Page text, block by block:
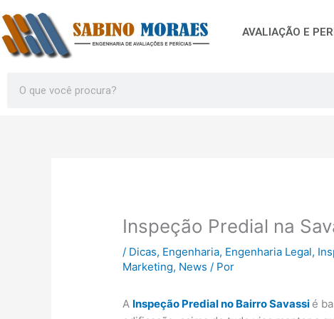
para
o
conteúdo
AVALIAÇÃO E
Inspeção Predial na
/ Dicas, Engenharia, Engenharia Legal,
Marketing, News / Por
A Inspeção Predial no Bairro Savassi é